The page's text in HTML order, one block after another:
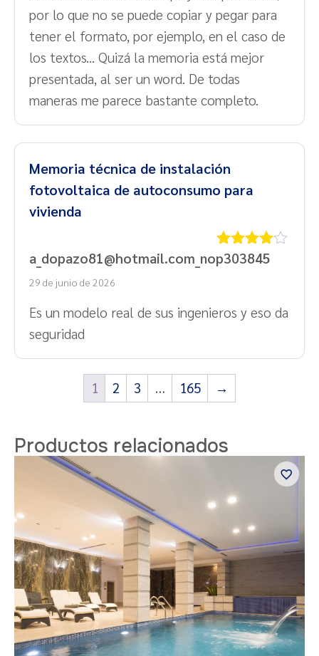
por lo que no se puede copiar y pegar para
tener el formato, por ejemplo, en el caso de
los textos... Quizá la memoria está mejor
presentada, al ser un word. De todas
maneras me parece bastante completo.
Memoria técnica de instalación
fotovoltaica de autoconsumo para
vivienda
Valorado
con
a_dopazo81@hotmail.com_nop303845
29 de junio de 2026
Es un modelo real de sus ingenieros y eso da
seguridad
1 2 3 … 165 →
Productos relacionados